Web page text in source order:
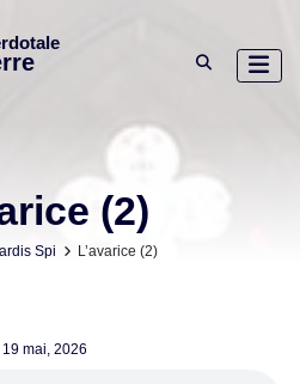
(2)
Spi L’avarice (2)
19 mai, 2026